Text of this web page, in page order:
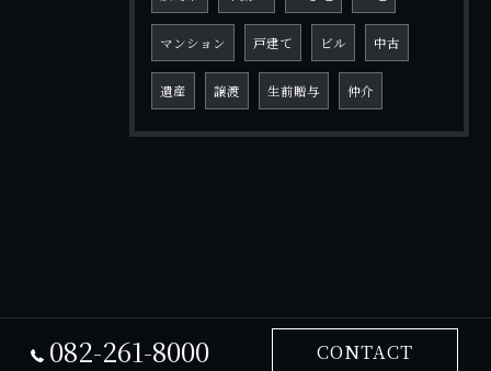
マンション 戸建て ビル 中古
遺産 譲渡 生前贈与 仲介
082-261-8000 CONTACT